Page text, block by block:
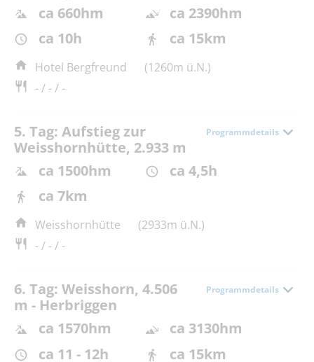
ca 660hm
ca 2390hm
ca 10h
ca 15km
Hotel Bergfreund
(1260m ü.N.)
- / - / -
5. Tag: Aufstieg zur
Weisshornhütte, 2.933 m
Programmdetails
ca 1500hm
ca 4,5h
ca 7km
Weisshornhütte
(2933m ü.N.)
- / - / -
6. Tag: Weisshorn, 4.506
m - Herbriggen
Programmdetails
ca 1570hm
ca 3130hm
ca 11 - 12h
ca 15km